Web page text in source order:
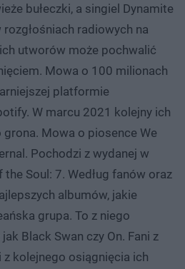
bułeczki, a singiel Dynamite
rozgłośniach radiowych na
utworów może pochwalić
Mowa o 100 milionach
platformie
W marcu 2021 kolejny ich
grona. Mowa o piosence We
Pochodzi z wydanej w
Soul: 7. Według fanów oraz
albumów, jakie
grupa. To z niego
Black Swan czy On. Fani z
kolejnego osiągnięcia ich